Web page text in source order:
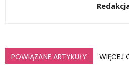
POWIĄZANE ARTYKUŁY WIĘCEJ